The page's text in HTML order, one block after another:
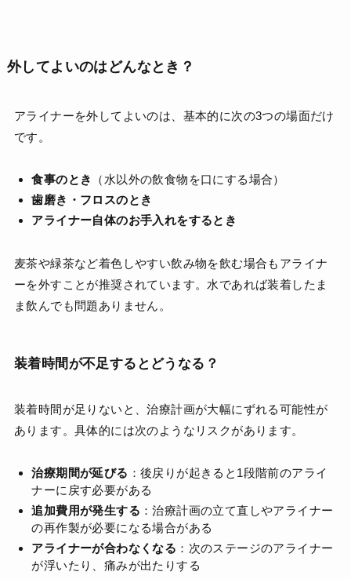
外してよいのはどんなとき？
アライナーを外してよいのは、基本的に次の3つの場面だけ
です。
食事のとき
（水以外の飲食物を口にする場合）
歯磨き・フロスのとき
アライナー自体のお手入れをするとき
麦茶や緑茶など着色しやすい飲み物を飲む場合もアライナ
ーを外すことが推奨されています。水であれば装着したま
ま飲んでも問題ありません。
装着時間が不足するとどうなる？
装着時間が足りないと、治療計画が大幅にずれる可能性が
あります。具体的には次のようなリスクがあります。
治療期間が延びる ：後戻りが起きると1段階前のアライ
ナーに戻す必要がある
追加費用が発生する ：治療計画の立て直しやアライナー
の再作製が必要になる場合がある
アライナーが合わなくなる ：次のステージのアライナー
が浮いたり、痛みが出たりする